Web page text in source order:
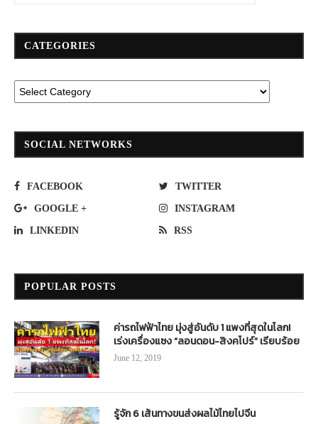
CATEGORIES
SOCIAL NETWORKS
FACEBOOK TWITTER
GOOGLE + INSTAGRAM
LINKEDIN RSS
POPULAR POSTS
ค่ารถไฟฟ้าไทย มุ่งสู่อันดับ 1 แพงที่สุดในโลก!
เร่งเครื่องแซง “ลอนดอน-สิงคโปร์” เรียบร้อย
June 12, 2019
รู้จัก 6 เส้นทางขนส่งผลไม้ไทยไปจีน